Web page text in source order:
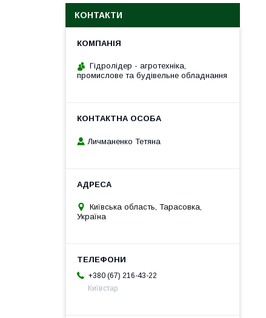
КОНТАКТИ
Гідролідер - агротехніка,
промислове та будівельне обладнання
Личманенко Тетяна
Київська область, Тарасовка,
Україна
+380 (67) 216-43-22
Київстар